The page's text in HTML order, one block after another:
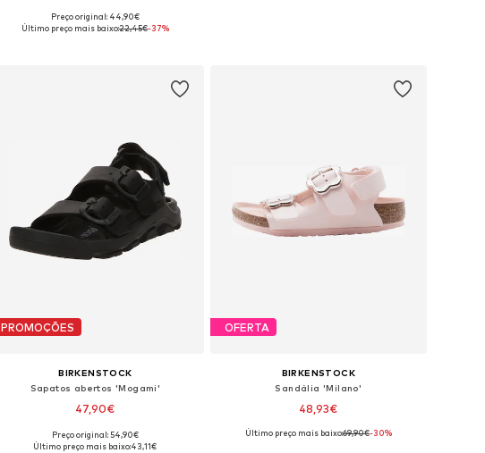
Tamanhos disponíveis: 26, 27
Preço original: 44,90€
Último preço mais baixo:22,45€-37%
PROMOÇÕES
BIRKENSTOCK
Sapatos abertos 'Mogami'
47,90€
Tamanhos disponíveis: 32
Preço original: 54,90€
Último preço mais baixo:43,11€
OFERTA
BIRKENSTOCK
Sandália 'Milano'
48,93€
Tamanhos disponíveis: 30
Último preço mais baixo:69,90€-30%